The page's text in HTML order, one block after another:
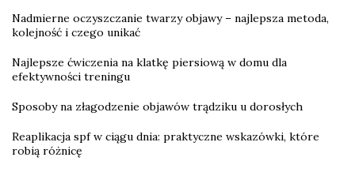
Nadmierne oczyszczanie twarzy objawy – najlepsza metoda,
kolejność i czego unikać
Najlepsze ćwiczenia na klatkę piersiową w domu dla
efektywności treningu
Sposoby na złagodzenie objawów trądziku u dorosłych
Reaplikacja spf w ciągu dnia: praktyczne wskazówki, które
robią różnicę